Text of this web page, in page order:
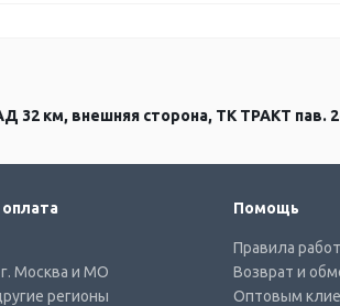
32 км, внешняя сторона, ТК ТРАКТ пав.
Москва и МО
регионы
Помощь
Правила
Возврат и
Оптовым